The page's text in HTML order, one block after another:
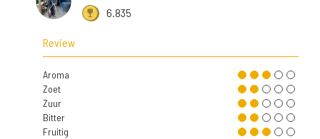
6.835
Review
Aroma
Zoet
Zuur
Bitter
Fruitig